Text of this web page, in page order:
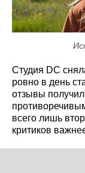
Студия DC
ровно в день
отзывы
всего лишь
критиков